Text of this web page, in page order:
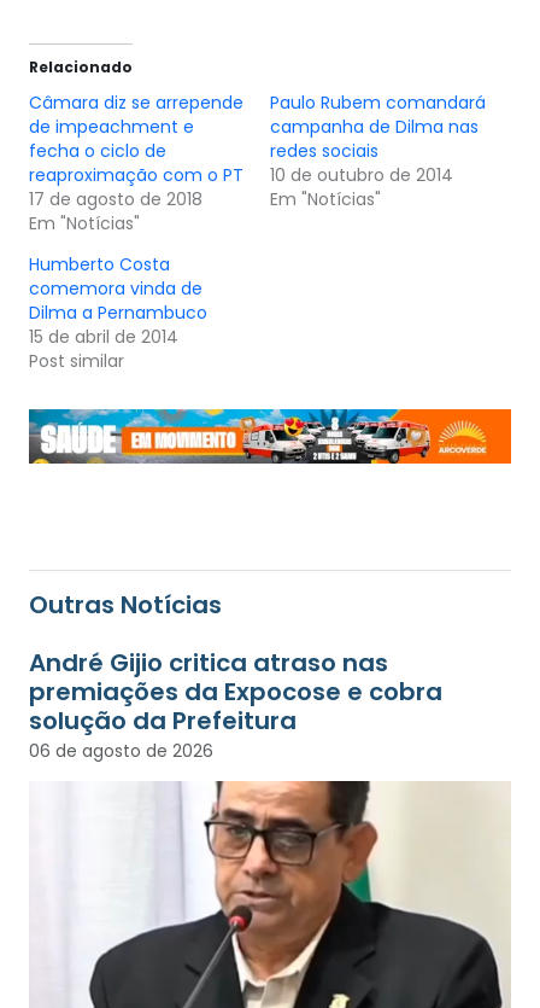
Relacionado
Câmara diz se arrepende
de impeachment e
fecha o ciclo de
reaproximação com o PT
17 de agosto de 2018
Em "Notícias"
Paulo Rubem comandará
campanha de Dilma nas
redes sociais
10 de outubro de 2014
Em "Notícias"
Humberto Costa
comemora vinda de
Dilma a Pernambuco
15 de abril de 2014
Post similar
Outras Notícias
André Gijio critica atraso nas
premiações da Expocose e cobra
solução da Prefeitura
06 de agosto de 2026